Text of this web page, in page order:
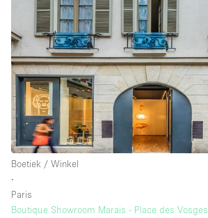
Boetiek / Winkel
∙
Paris
Boutique Showroom Marais - Place des Vosges